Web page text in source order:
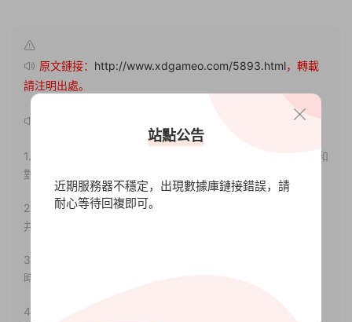
原文鏈接： http://www.xdgameo.com/5893.html，轉載
請注明出處。
1.本站部分内容轉載自其它媒體，但并不代表本站贊同其觀點和
對其真實性負責。
2.若您需要商業運營或用于其他商業活動，請您購買正版授權
并合法使用。
3.如果本站有侵犯、不妥之處的資源，請聯系我們。将會第一
時間解決！
4.本站部分内容均由互聯網收集整理，僅供大家參考、學習，
站點公告
近期服務器不穩定，出現數據庫鏈接錯誤，請
耐心等待回複即可。